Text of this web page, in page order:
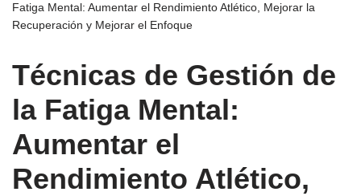
Fatiga Mental: Aumentar el Rendimiento Atlético, Mejorar la
Recuperación y Mejorar el Enfoque
Técnicas de Gestión de
la Fatiga Mental:
Aumentar el
Rendimiento Atlético,